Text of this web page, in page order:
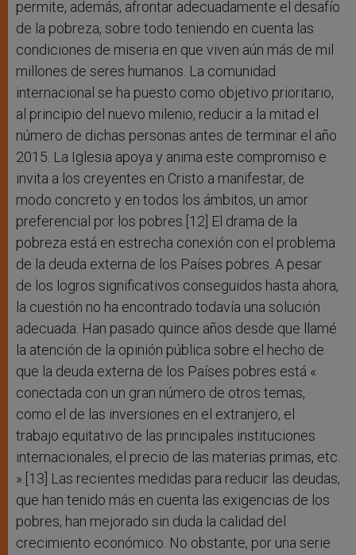
permite, además, afrontar adecuadamente el desafío
de la pobreza, sobre todo teniendo en cuenta las
condiciones de miseria en que viven aún más de mil
millones de seres humanos. La comunidad
internacional se ha puesto como objetivo prioritario,
al principio del nuevo milenio, reducir a la mitad el
número de dichas personas antes de terminar el año
2015. La Iglesia apoya y anima este compromiso e
invita a los creyentes en Cristo a manifestar, de
modo concreto y en todos los ámbitos, un amor
preferencial por los pobres.[12] El drama de la
pobreza está en estrecha conexión con el problema
de la deuda externa de los Países pobres. A pesar
de los logros significativos conseguidos hasta ahora,
la cuestión no ha encontrado todavía una solución
adecuada. Han pasado quince años desde que llamé
la atención de la opinión pública sobre el hecho de
que la deuda externa de los Países pobres está «
conectada con un gran número de otros temas,
como el de las inversiones en el extranjero, el
trabajo equitativo de las principales instituciones
internacionales, el precio de las materias primas, etc.
».[13] Las recientes medidas para reducir las deudas,
que han tenido más en cuenta las exigencias de los
pobres, han mejorado sin duda la calidad del
crecimiento económico. No obstante, por una serie